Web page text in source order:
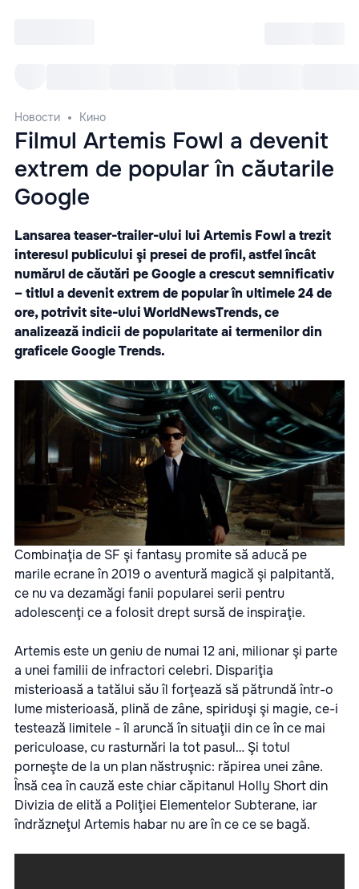
Новости Кино
Filmul Artemis Fowl a devenit
extrem de popular în căutarile
Google
Lansarea teaser-trailer-ului lui Artemis Fowl a trezit
interesul publicului şi presei de profil, astfel încât
numărul de căutări pe Google a crescut semnificativ
– titlul a devenit extrem de popular în ultimele 24 de
ore, potrivit site-ului WorldNewsTrends, ce
analizează indicii de popularitate ai termenilor din
graficele Google Trends.
Combinaţia de SF şi fantasy promite să aducă pe
marile ecrane în 2019 o aventură magică şi palpitantă,
ce nu va dezamăgi fanii popularei serii pentru
adolescenţi ce a folosit drept sursă de inspiraţie.
Artemis este un geniu de numai 12 ani, milionar şi parte
a unei familii de infractori celebri. Dispariţia
misterioasă a tatălui său îl forţează să pătrundă într-o
lume misterioasă, plină de zâne, spiriduşi şi magie, ce-i
testează limitele - îl aruncă în situaţii din ce în ce mai
periculoase, cu rasturnări la tot pasul… Şi totul
porneşte de la un plan năstruşnic: răpirea unei zâne.
Însă cea în cauză este chiar căpitanul Holly Short din
Divizia de elită a Poliţiei Elementelor Subterane, iar
îndrăzneţul Artemis habar nu are în ce ce se bagă.